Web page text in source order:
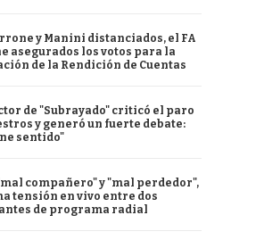
y Manini distanciados, el FA
asegurados los votos para la
de la Rendición de Cuentas
de "Subrayado" criticó el paro
y generó un fuerte debate:
sentido"
compañero" y "mal perdedor",
tensión en vivo entre dos
de programa radial